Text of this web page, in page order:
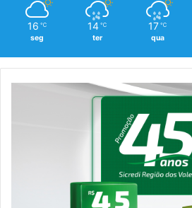
16 ℃
seg
14 ℃
ter
17 ℃
qua